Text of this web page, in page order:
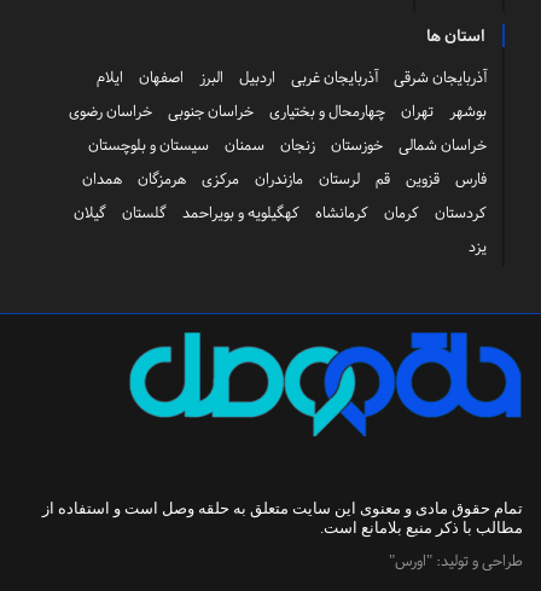
استان ها
آذربایجان شرقی آذربایجان غربی اردبیل البرز اصفهان
ایلام
بوشهر
تهران چهارمحال و بختیاری خراسان جنوبی
خراسان رضوی
خراسان شمالی
خوزستان زنجان سمنان
سیستان و بلوچستان
فارس
قزوین قم لرستان مازندران مرکزی هرمزگان
همدان
کردستان
کرمان کرمانشاه کهگیلویه و بویراحمد گلستان
گیلان
یزد
تمام حقوق مادی و معنوی این سایت متعلق به حلقه وصل است و استفاده از
مطالب با ذکر منبع بلامانع است.
طراحی و تولید: "اورس"